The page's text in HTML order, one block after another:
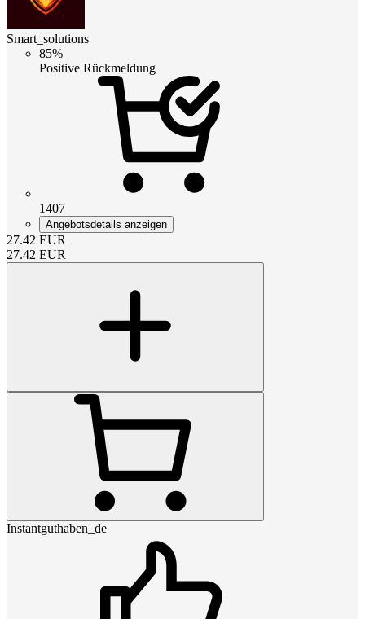
Smart_solutions
85%
Positive Rückmeldung
1407
Angebotsdetails anzeigen
27.42 EUR
27.42 EUR
Instantguthaben_de